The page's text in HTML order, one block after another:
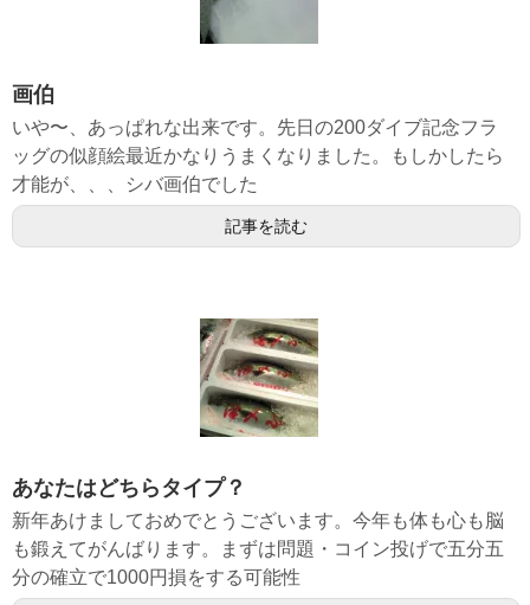
画伯
いや〜、あっぱれな出来です。先日の200ダイブ記念フラ
ッグの似顔絵最近かなりうまくなりました。もしかしたら
才能が、、、シバ画伯でした
記事を読む
あなたはどちらタイプ？
新年あけましておめでとうございます。今年も体も心も脳
も鍛えてがんばります。まずは問題・コイン投げで五分五
分の確立で1000円損をする可能性